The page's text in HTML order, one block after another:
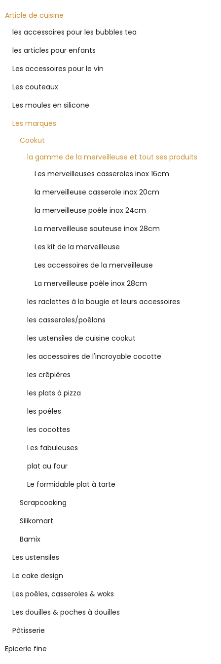
Article de cuisine
les accessoires pour les bubbles tea
les articles pour enfants
Les accessoires pour le vin
Les couteaux
Les moules en silicone
Les marques
Cookut
la gamme de la merveilleuse et tout ses produits
Les merveilleuses casseroles inox 16cm
la merveilleuse casserole inox 20cm
la merveilleuse poêle inox 24cm
La merveilleuse sauteuse inox 28cm
Les kit de la merveilleuse
Les accessoires de la merveilleuse
La merveilleuse poêle inox 28cm
les raclettes à la bougie et leurs accessoires
les casseroles/poêlons
les ustensiles de cuisine cookut
les accessoires de l'incroyable cocotte
les crêpières
les plats à pizza
les poêles
les cocottes
Les fabuleuses
plat au four
Le formidable plat à tarte
Scrapcooking
Silikomart
Bamix
Les ustensiles
Le cake design
Les poêles, casseroles & woks
Les douilles & poches à douilles
Pâtisserie
Epicerie fine